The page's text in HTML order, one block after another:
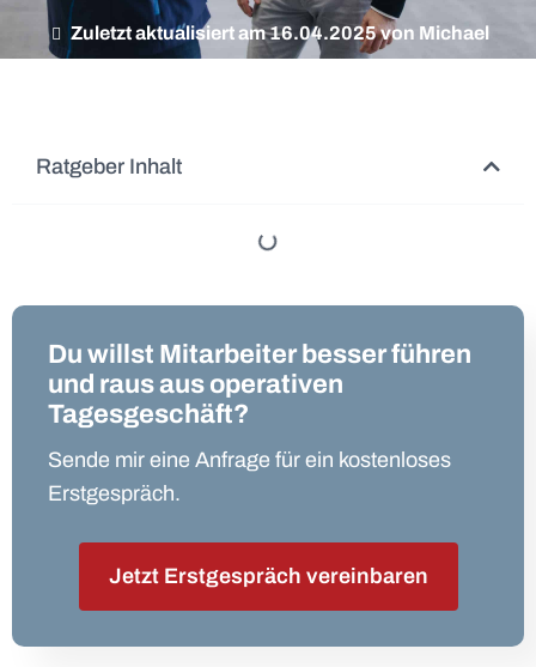
Zuletzt aktualisiert am 16.04.2025 von Michael
Ratgeber Inhalt
Du willst Mitarbeiter besser führen
und raus aus operativen
Tagesgeschäft?
Sende mir eine Anfrage für ein kostenloses
Erstgespräch.
Jetzt Erstgespräch vereinbaren